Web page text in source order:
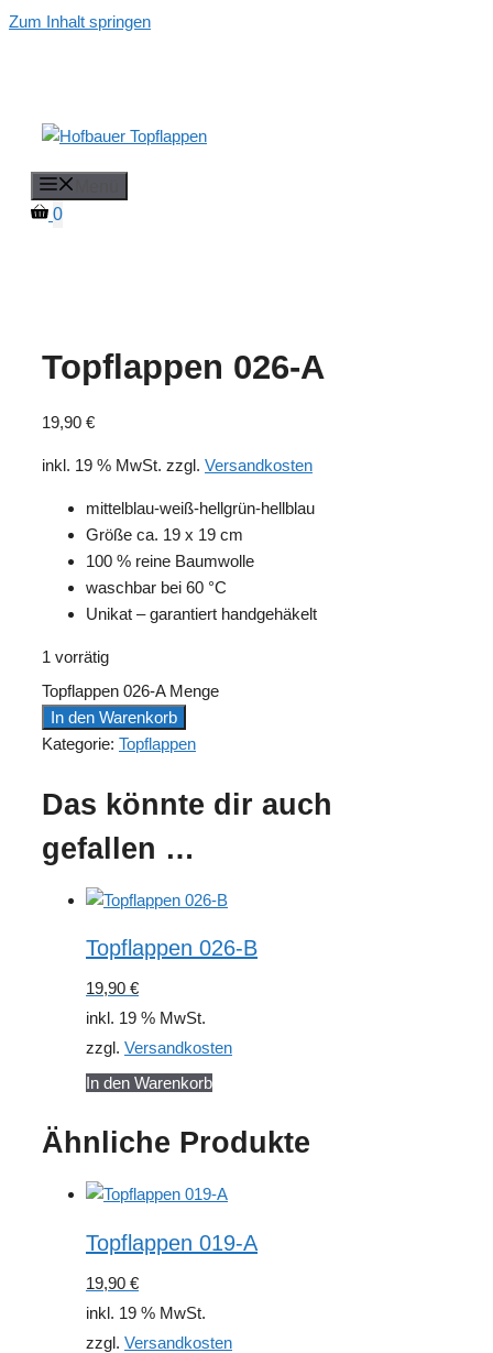
Zum Inhalt springen
0
Topflappen 026-A
19,90 €
inkl. 19 % MwSt. zzgl. Versandkosten
mittelblau-weiß-hellgrün-hellblau
Größe ca. 19 x 19 cm
100 % reine Baumwolle
waschbar bei 60 °C
Unikat – garantiert handgehäkelt
1 vorrätig
Topflappen 026-A Menge
In den Warenkorb
Kategorie: Topflappen
Das könnte dir auch
gefallen …
Topflappen 026-B
19,90 €
inkl. 19 % MwSt.
zzgl. Versandkosten
In den Warenkorb
Ähnliche Produkte
Topflappen 019-A
19,90 €
inkl. 19 % MwSt.
zzgl. Versandkosten